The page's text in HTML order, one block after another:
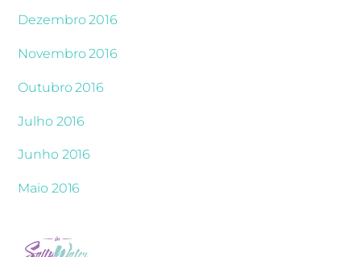
Dezembro 2016
Novembro 2016
Outubro 2016
Julho 2016
Junho 2016
Maio 2016